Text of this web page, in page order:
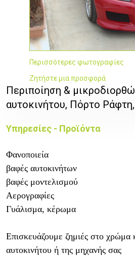
Περισσότερες φωτογραφίες
Ζητήστε μια προσφορά
Περιποίηση &
αυτοκινήτου, Πόρτο
Υπηρεσίες - Προϊόντα
Φανοποιεία
βαφές αυτοκινήτων
βαφές μοντελισμού
Αερογραφίες
Γυάλισμα, κέρωμα
Επισκευάζουμε ζημιές στο χρώμα
αυτοκινήτου ή της μηχανής σας